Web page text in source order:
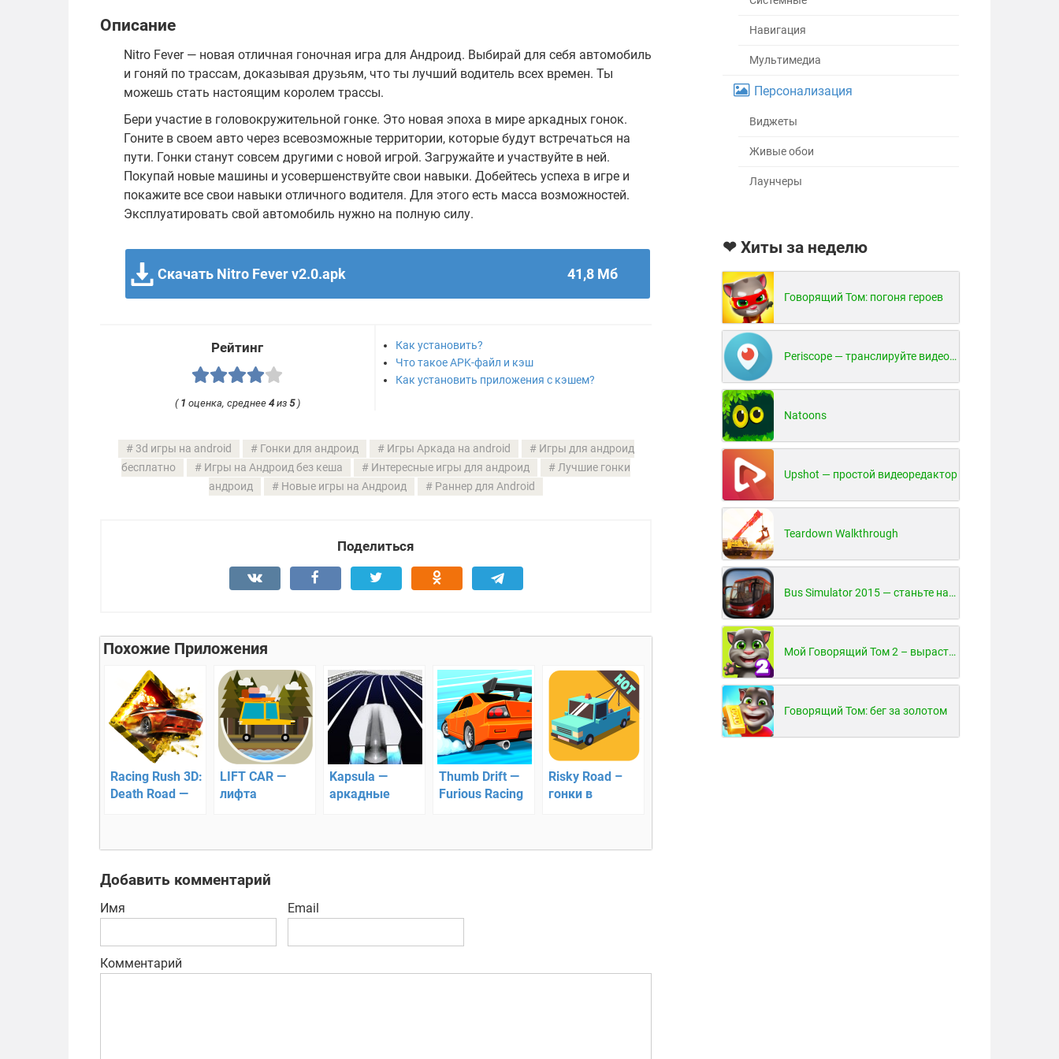
Описание
Nitro Fever — новая отличная гоночная игра для Андроид. Выбирай для себя автомобиль
и гоняй по трассам, доказывая друзьям, что ты лучший водитель всех времен. Ты
можешь стать настоящим королем трассы.
Бери участие в головокружительной гонке. Это новая эпоха в мире аркадных гонок.
Гоните в своем авто через всевозможные территории, которые будут встречаться на
пути. Гонки станут совсем другими с новой игрой. Загружайте и участвуйте в ней.
Покупай новые машины и усовершенствуйте свои навыки. Добейтесь успеха в игре и
покажите все свои навыки отличного водителя. Для этого есть масса возможностей.
Эксплуатировать свой автомобиль нужно на полную силу.
Скачать Nitro Fever v2.0.apk 41,8 Мб
Рейтинг
( 1 оценка, среднее 4из 5)
Как установить?
Что такое APK-файл и кэш
Как установить приложения с кэшем?
3d игры на android Гонки для андроид Игры Аркада на android
Игры для андроид
бесплатно
Игры на Андроид без кеша Интересные игры для андроид
Лучшие гонки
андроид
Новые игры на Андроид Раннер для Android
Поделиться
Похожие Приложения
Racing Rush 3D:
Death Road —
LIFT CAR —
лифта
Kapsula —
аркадные
Thumb Drift —
Furious Racing
Risky Road –
гонки в
Добавить комментарий
Имя Email
Комментарий
Навигация
Мультимедиа
Персонализация
Виджеты
Живые обои
Лаунчеры
❤ Хиты за неделю
Говорящий Том: погоня героев
Periscope — транслируйте видео в реальном времени!
Natoons
Upshot — простой видеоредактор
Teardown Walkthrough
Bus Simulator 2015 — станьте настоящим водителем автобуса!
Мой Говорящий Том 2 – вырасти и воспитай своего котенка
Говорящий Том: бег за золотом